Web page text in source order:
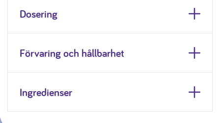
Dosering
Förvaring och hållbarhet
Ingredienser